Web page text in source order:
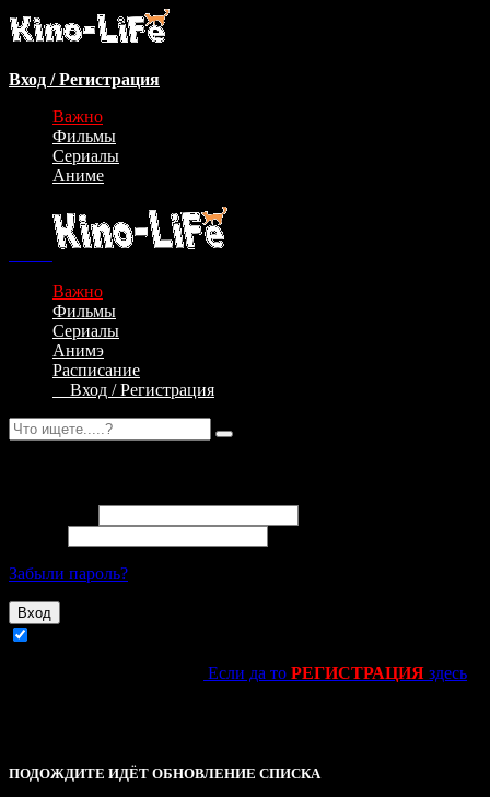
Вход / Регистрация
Важно
Фильмы
Сериалы
Аниме
Важно
Фильмы
Сериалы
Анимэ
Расписание
Вход / Регистрация
Забыли пароль?
Вход
Если да то РЕГИСТРАЦИЯ здесь
ПОДОЖДИТЕ ИДЁТ ОБНОВЛЕНИЕ СПИСКА
Описание